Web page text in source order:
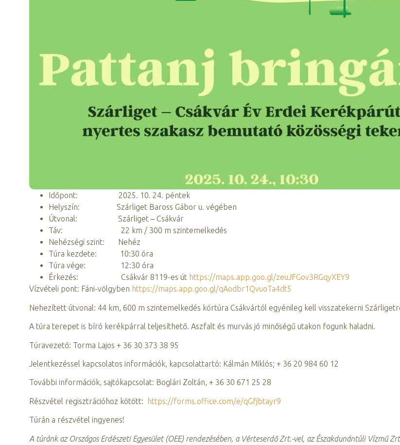
Időpont: 2025. 10. 24. péntek
Helyszín: Szárliget Baross Gábor u. végében
Útvonal: Szárliget – Csákvár
Táv: 22 km / 300 m szintemelkedés
Nehézségi szint: Nehéz
Túra kezdete: 10:30 óra
Túra vége: 12:30 óra
Érkezés: Csákvár 8119-es út https://maps.app.goo.gl/zeuJFGov3RGqyXEY9
Vízvételi pont: Fáni-völgyben https://maps.app.goo.gl/qAodbr1QvuoTa4dt5
Nehezített útvonal: 44 km, 600 m szintemelkedés körtúra Csákvártól egyénileg kell visszatekerni
A túra terepet is bíró kerékpárral teljesíthető. Aszfalt és murvás jó minőségű utakon fogunk haladni.
Túravezető: Torma Lajos + 36 30 373 38 95
Jelentkezéssel kapcsolatos információk, kapcsolattartó: Kálmán Miklós; + 36 20 984 60 12
További információk, sajtókapcsolat: Boglári Zoltán, + 36 30 671 25 28
Részvétel regisztrációhoz kötött: https://forms.office.com/e/qGfjbtayr9
Túrán a részvétel ingyenes!
A túránk az Országos Erdészeti Egyesület (OEE) rendezésében, a Vérteserdő Zrt.-vel, az Északdunántúli Vízmű